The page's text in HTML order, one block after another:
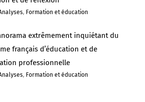
, Formation et éducation
extrêmement inquiétant du
français d’éducation et de
professionnelle
, Formation et éducation